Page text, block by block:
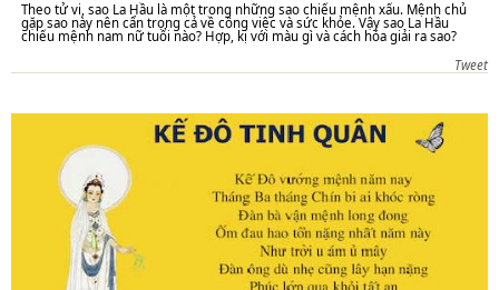
Theo tử vi, sao La Hầu là một trong những sao chiếu mệnh xấu. Mệnh chủ
gặp sao này nên cẩn trọng cả về công việc và sức khỏe. Vậy sao La Hầu
chiếu mệnh nam nữ tuổi nào? Hợp, kị với màu gì và cách hóa giải ra sao?
Tweet